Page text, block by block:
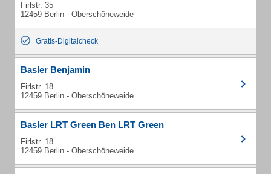
Firlstr. 35
12459 Berlin - Oberschöneweide
Gratis-Digitalcheck
Basler Benjamin
Firlstr. 18
12459 Berlin - Oberschöneweide
Basler LRT Green Ben LRT Green
Firlstr. 18
12459 Berlin - Oberschöneweide